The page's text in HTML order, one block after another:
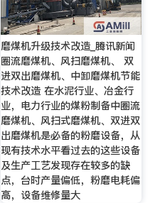
磨煤机升级技术改造_腾讯新闻
圈流磨煤机、风扫磨煤机、 双
进双出磨煤机、中卸磨煤机节能
技术改造 在水泥行业、冶金行
业，电力行业的煤粉制备中圈流
磨煤机、风扫式磨煤机、双进双
出磨煤机是必备的粉磨设备，从
现有技术水平看过去的这些设备
及生产工艺发现存在较多的缺
点，台时产量偏低，粉磨电耗偏
高，设备维修量大